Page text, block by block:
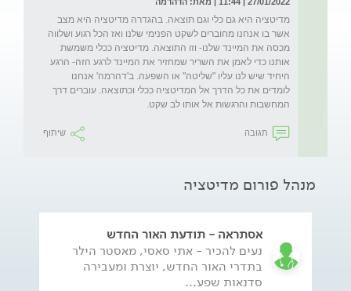
מדיטציה היא גם כלי וגם תוצאה. בהגדרה מדיטציה היא מצב
אשר בו אנחנו מחוברים לשקט הפנימי שלנו ואז הכל רגוע ושלווה
מכסה את המיינד שלנו- וזו התוצאה. מדיטציה ככלי משמשת
אותנו כדי לאמן את השריר שמחזיר את המיינד לרגע הזה- הרגע
היחיד שיש לנו עליו "שליטה" או השפעה. ב'דהרמה' אנחנו
לומדים את כל הדרך אל המדיטציה ככלי וכתוצאה. עוברים דרך
המחשבות והרגשות אל אותו לב שקט.
תגובה שיתוף
מנהל פורום מדיטציה
אסתראה - תודעת האור החדש
נעים להכיר - אתי סאסי, מאסטר הילר
בתדרי האור החדש, יוצרת ומעבירה
סדנאות שפע...